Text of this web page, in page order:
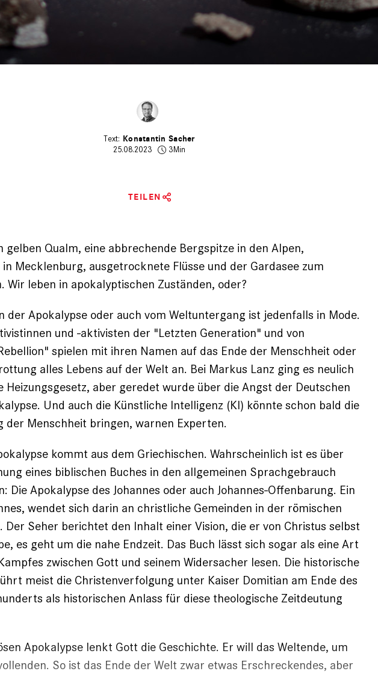
Konstantin Sacher
25.08.2023
3Min
TEILEN
gelben Qualm, eine abbrechende Bergspitze in den Alpen,
Mecklenburg, ausgetrocknete Flüsse und der Gardasee zum
Wir leben in apokalyptischen Zuständen, oder?
der Apokalypse oder auch vom Weltuntergang ist ­jedenfalls in Mode.
und -aktivisten der "Letzten Generation" und von
spielen mit ihren Namen auf das Ende der Menschheit oder
alles Lebens auf der Welt an. Bei Markus Lanz ging es neulich
Heizungsgesetz, aber geredet wurde über die Angst der Deutschen
Und auch die Künstliche Intelligenz (KI) könnte schon bald die
der Menschheit bringen, warnen Experten.
kommt aus dem Griechischen. Wahrscheinlich ist es über
eines ­biblischen Buches in den ­allgemeinen Sprachgebrauch
Die Apokalypse des Johannes oder auch Johannes-Offenbarung. Ein
wendet sich darin an christliche Gemeinden in der römischen
Der Seher berichtet den Inhalt einer Vision, die er von Chris­tus selbst
es geht um die nahe Endzeit. Das Buch lässt sich sogar als eine Art
zwischen Gott und seinem Widersacher lesen. Die historische
meist die Christenverfolgung unter Kaiser Domitian am Ende des
als historischen Anlass für diese theo­logische Zeitdeutung
Apokalypse lenkt Gott die Geschichte. Er will das Weltende, um
So ist das Ende der Welt zwar etwas Erschreckendes, aber